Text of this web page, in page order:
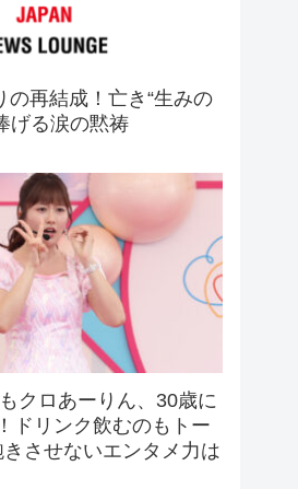
の再結成！亡き“生みの
げる涙の黙祷
クロあーりん、30歳に
ドリンク飲むのもトー
させないエンタメ力は